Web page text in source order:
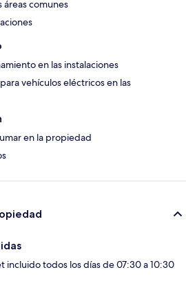
áreas comunes
en las instalaciones
vehículos eléctricos en las
en la propiedad
incluido todos los días de 07:30 a 10:30